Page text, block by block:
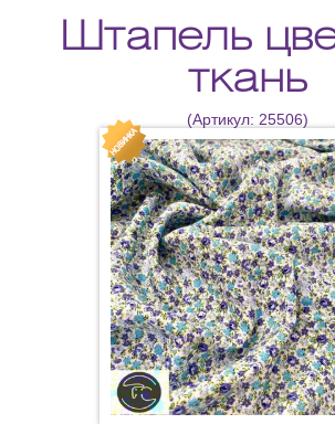
Штапель
ткань
(Артикул: 25506)